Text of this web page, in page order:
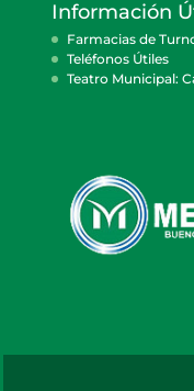
Información
Farmacias de
Teléfonos Útiles
Teatro Municipal: